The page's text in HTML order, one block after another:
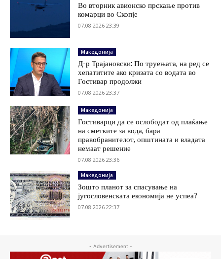
Во вторник авионско прскање против
комарци во Скопје
07.08.2026 23:39
Македонија
Д-р Трајановски: По труењата, на ред се
хепатитите ако кризата со водата во
Гостивар продолжи
07.08.2026 23:37
Македонија
Гостиварци да се ослободат од плаќање
на сметките за вода, бара
правобранителот, општината и владата
немаат решение
07.08.2026 23:36
Македонија
Зошто планот за спасување на
југословенската економија не успеа?
07.08.2026 22:37
- Advertisement -